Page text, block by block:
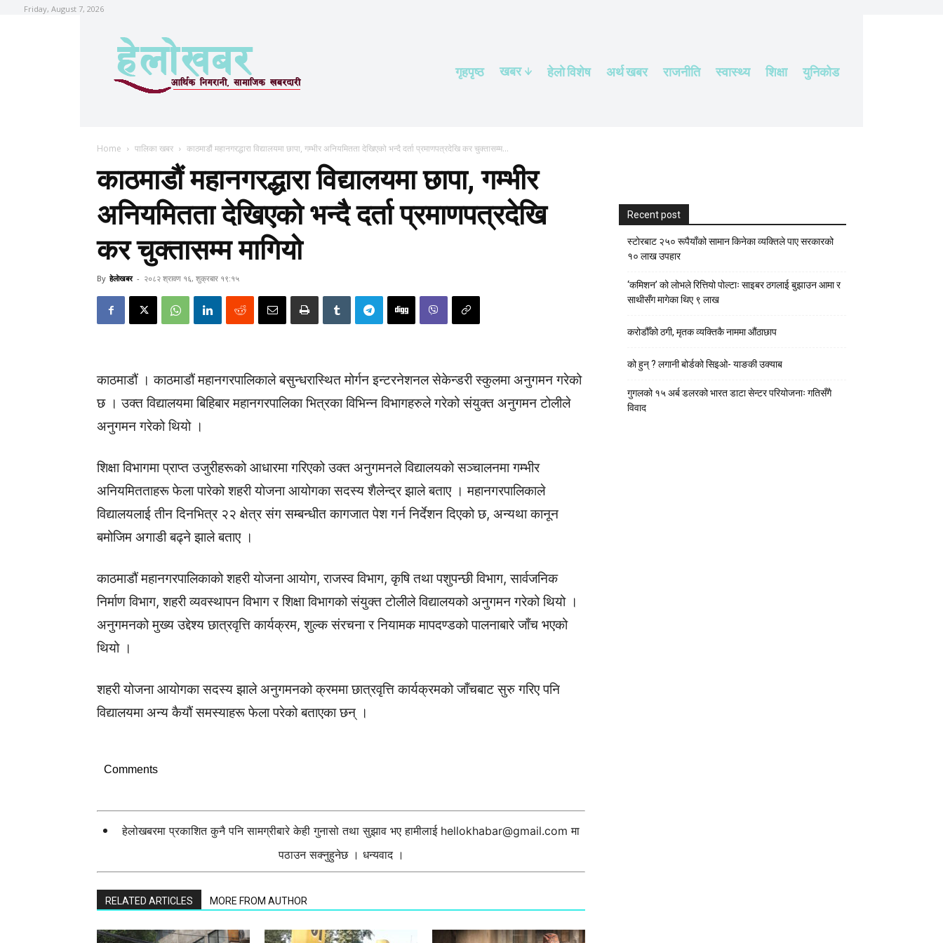
Friday, August 7, 2026
गृहपृष्ठ खबर हेलाे विशेष अर्थ खबर राजनीति स्वास्थ्य शिक्षा युनिकोड
Home पालिका खबर काठमाडौं महानगरद्धारा विद्यालयमा छापा, गम्भीर अनियमितता देखिएको भन्दै दर्ता प्रमाणपत्रदेखि कर चुक्तासम्म...
काठमाडौं महानगरद्धारा विद्यालयमा छापा, गम्भीर
अनियमितता देखिएको भन्दै दर्ता प्रमाणपत्रदेखि
कर चुक्तासम्म मागियो
By हेलाेखबर - २०८२ श्रावण १६, शुक्रबार १९:१५
काठमाडौं । काठमाडौं महानगरपालिकाले बसुन्धरास्थित मोर्गन इन्टरनेशनल सेकेन्डरी स्कुलमा अनुगमन गरेको
छ । उक्त विद्यालयमा बिहिबार महानगरपालिका भित्रका विभिन्न विभागहरुले गरेको संयुक्त अनुगमन टोलीले
अनुगमन गरेको थियो ।
शिक्षा विभागमा प्राप्त उजुरीहरूको आधारमा गरिएको उक्त अनुगमनले विद्यालयको सञ्चालनमा गम्भीर
अनियमितताहरू फेला पारेको शहरी योजना आयोगका सदस्य शैलेन्द्र झाले बताए । महानगरपालिकाले
विद्यालयलाई तीन दिनभित्र २२ क्षेत्र संग सम्बन्धीत कागजात पेश गर्न निर्देशन दिएको छ, अन्यथा कानून
बमोजिम अगाडी बढ्ने झाले बताए ।
काठमाडौं महानगरपालिकाको शहरी योजना आयोग, राजस्व विभाग, कृषि तथा पशुपन्छी विभाग, सार्वजनिक
निर्माण विभाग, शहरी व्यवस्थापन विभाग र शिक्षा विभागको संयुक्त टोलीले विद्यालयको अनुगमन गरेको थियो ।
अनुगमनको मुख्य उद्देश्य छात्रवृत्ति कार्यक्रम, शुल्क संरचना र नियामक मापदण्डको पालनाबारे जाँच भएको
थियो ।
शहरी योजना आयोगका सदस्य झाले अनुगमनको क्रममा छात्रवृत्ति कार्यक्रमको जाँचबाट सुरु गरिए पनि
विद्यालयमा अन्य कैयौं समस्याहरू फेला परेको बताएका छन् ।
Comments
हेलोखबरमा प्रकाशित कुनै पनि सामग्रीबारे केही गुनासो तथा सुझाव भए हामीलाई hellokhabar@gmail.com मा
पठाउन सक्नुहुनेछ । धन्यवाद ।
RELATED ARTICLES MORE FROM AUTHOR
Recent post
स्टाेरबाट २५० रूपैयाँको सामान किनेका व्यक्तिले पाए सरकारको
१० लाख उपहार
‘कमिशन’ को लोभले रित्तियो पोल्टाः साइबर ठगलाई बुझाउन आमा र
साथीसँग मागेका थिए ९ लाख
करोडौँको ठगी, मृतक व्यक्तिकै नाममा औंठाछाप
को हुन् ? लगानी बोर्डको सिइओ- याङकी उक्याब
गुगलको १५ अर्ब डलरको भारत डाटा सेन्टर परियोजनाः गतिसँगै
विवाद